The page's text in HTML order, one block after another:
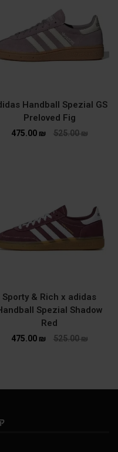
Handball Spezial GS
Preloved Fig
525.00₪
475.00 ₪
Sporty & Rich x adidas
Spezial Shadow
Red
525.00₪
475.00 ₪